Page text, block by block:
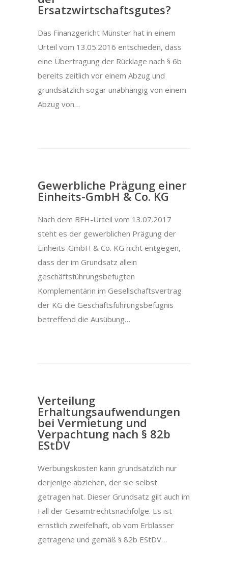
Ersatzwirtschaftsgutes?
Das Finanzgericht Münster hat in einem
Urteil vom 13.05.2016 entschieden, dass
eine Übertragung der Rücklage nach § 6b
bereits zeitlich vor einem Abzug und
grundsätzlich sogar unabhängig von einem
Abzug von…
Gewerbliche Prägung einer
Einheits-GmbH & Co. KG
Nach dem BFH-Urteil vom 13.07.2017
steht es der gewerblichen Prägung der
Einheits-GmbH & Co. KG nicht entgegen,
dass der im Grundsatz allein
geschäftsführungsbefugten
Komplementärin im Gesellschaftsvertrag
der KG die Geschäftsführungsbefugnis
betreffend die Ausübung…
Verteilung
Erhaltungsaufwendungen
bei Vermietung und
Verpachtung nach § 82b
EStDV
Werbungskosten kann grundsätzlich nur
derjenige abziehen, der sie selbst
getragen hat. Dieser Grundsatz gilt auch im
Fall der Gesamtrechtsnachfolge. Es ist
ernstlich zweifelhaft, ob vom Erblasser
getragene und gemäß § 82b EStDV…